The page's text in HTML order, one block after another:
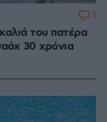
του πατέρα
30 χρόνια
1